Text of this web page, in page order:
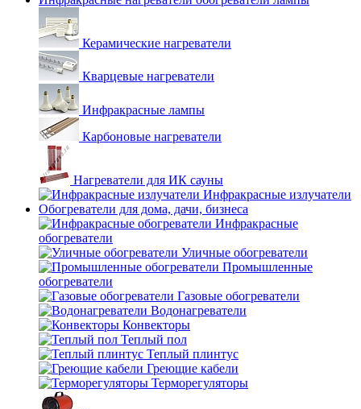
Керамические нагреватели
Кварцевые нагреватели
Инфракрасные лампы
Карбоновые нагреватели
Нагреватели для ИК сауны
Инфракрасные излучатели
Обогреватели для дома, дачи, бизнеса
Инфракрасные
обогреватели
Уличные обогреватели
Промышленные
обогреватели
Газовые обогреватели
Водонагреватели
Конвекторы
Теплый пол
Теплый плинтус
Греющие кабели
Терморегуляторы